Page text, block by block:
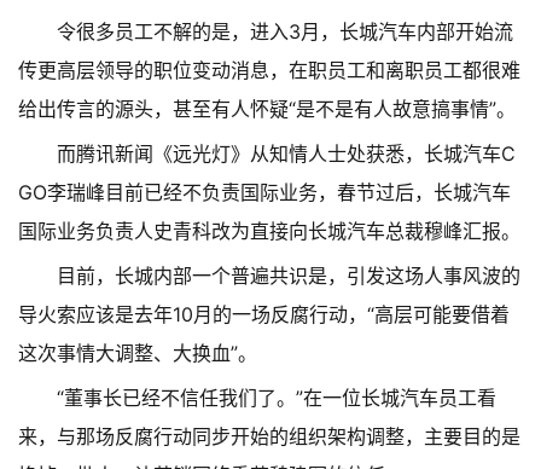
令很多员工不解的是，进入3月，长城汽车内部开始流
传更高层领导的职位变动消息，在职员工和离职员工都很难
给出传言的源头，甚至有人怀疑“是不是有人故意搞事情”。
而腾讯新闻《远光灯》从知情人士处获悉，长城汽车C
GO李瑞峰目前已经不负责国际业务，春节过后，长城汽车
国际业务负责人史青科改为直接向长城汽车总裁穆峰汇报。
目前，长城内部一个普遍共识是，引发这场人事风波的
导火索应该是去年10月的一场反腐行动，“高层可能要借着
这次事情大调整、大换血”。
“董事长已经不信任我们了。”在一位长城汽车员工看
来，与那场反腐行动同步开始的组织架构调整，主要目的是